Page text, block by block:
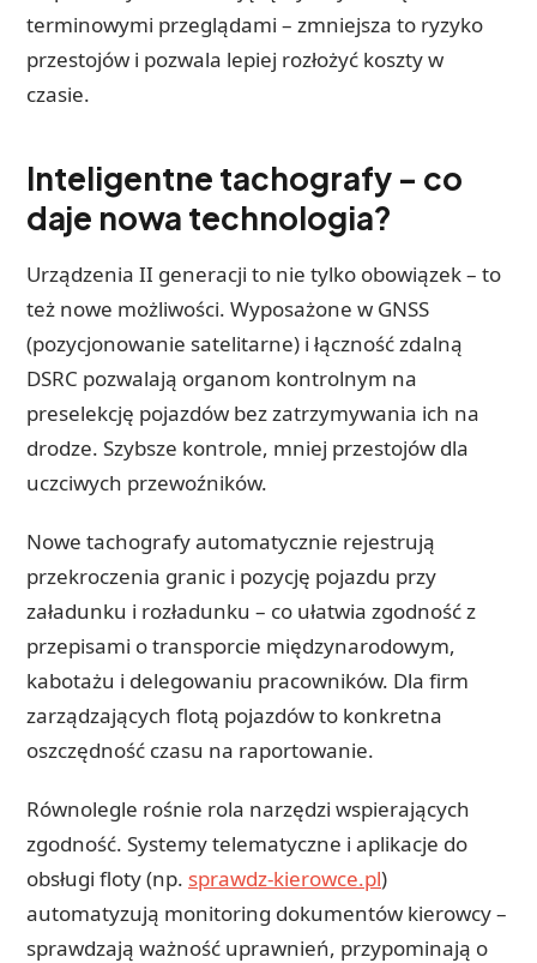
terminowymi przeglądami – zmniejsza to ryzyko
przestojów i pozwala lepiej rozłożyć koszty w
czasie.
Inteligentne tachografy – co
daje nowa technologia?
Urządzenia II generacji to nie tylko obowiązek – to
też nowe możliwości. Wyposażone w GNSS
(pozycjonowanie satelitarne) i łączność zdalną
DSRC pozwalają organom kontrolnym na
preselekcję pojazdów bez zatrzymywania ich na
drodze. Szybsze kontrole, mniej przestojów dla
uczciwych przewoźników.
Nowe tachografy automatycznie rejestrują
przekroczenia granic i pozycję pojazdu przy
załadunku i rozładunku – co ułatwia zgodność z
przepisami o transporcie międzynarodowym,
kabotażu i delegowaniu pracowników. Dla firm
zarządzających flotą pojazdów to konkretna
oszczędność czasu na raportowanie.
Równolegle rośnie rola narzędzi wspierających
zgodność. Systemy telematyczne i aplikacje do
obsługi floty (np. sprawdz-kierowce.pl)
automatyzują monitoring dokumentów kierowcy –
sprawdzają ważność uprawnień, przypominają o